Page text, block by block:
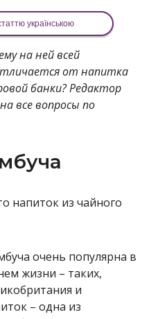
українською
на ней всей
от напитка
банки? Редактор
все вопросы по
напиток из чайного
очень популярна в
жизни – таких,
и
– одна из